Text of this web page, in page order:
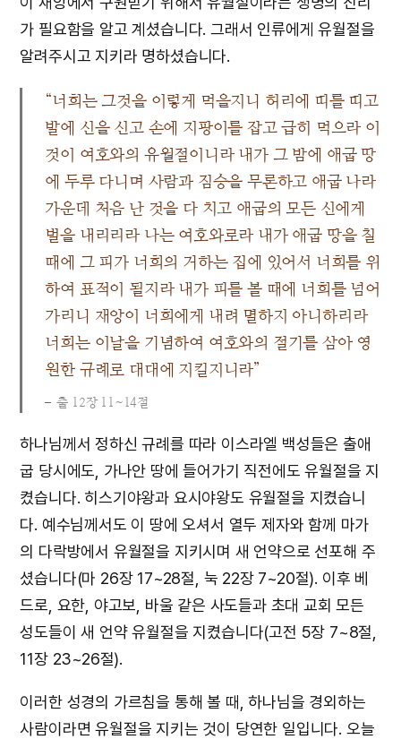
가 필요함을 알고 계셨습니다. 그래서 인류에게 유월절을
알려주시고 지키라 명하셨습니다.
“너희는 그것을 이렇게 먹을지니 허리에 띠를 띠고
발에 신을 신고 손에 지팡이를 잡고 급히 먹으라 이
것이 여호와의 유월절이니라 내가 그 밤에 애굽 땅
에 두루 다니며 사람과 짐승을 무론하고 애굽 나라
가운데 처음 난 것을 다 치고 애굽의 모든 신에게
벌을 내리리라 나는 여호와로라 내가 애굽 땅을 칠
때에 그 피가 너희의 거하는 집에 있어서 너희를 위
하여 표적이 될지라 내가 피를 볼 때에 너희를 넘어
가리니 재앙이 너희에게 내려 멸하지 아니하리라
너희는 이날을 기념하여 여호와의 절기를 삼아 영
원한 규례로 대대에 지킬지니라”
출 12장 11~14절
하나님께서 정하신 규례를 따라 이스라엘 백성들은 출애
굽 당시에도, 가나안 땅에 들어가기 직전에도 유월절을 지
켰습니다. 히스기야왕과 요시야왕도 유월절을 지켰습니
다. 예수님께서도 이 땅에 오셔서 열두 제자와 함께 마가
의 다락방에서 유월절을 지키시며 새 언약으로 선포해 주
셨습니다(마 26장 17~28절, 눅 22장 7~20절). 이후 베
드로, 요한, 야고보, 바울 같은 사도들과 초대 교회 모든
성도들이 새 언약 유월절을 지켰습니다(고전 5장 7~8절,
11장 23~26절).
이러한 성경의 가르침을 통해 볼 때, 하나님을 경외하는
사람이라면 유월절을 지키는 것이 당연한 일입니다. 오늘